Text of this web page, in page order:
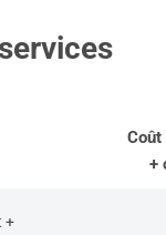
+
+